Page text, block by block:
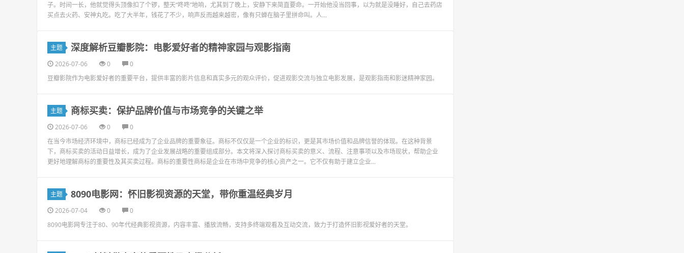
子。时间一长，他就觉得头顶像扣了个锣，整天“咚咚”地响，尤其到了晚上，安静下来简直要命。一开始他没当回事，以为就是没睡好，自己去药店
买点去火药、安神丸吃。吃了大半年，钱花了不少，响声反而越来越密，像有只蝉在脑子里拼命叫。人...
主题 深度解析豆瓣影院：电影爱好者的精神家园与观影指南
2026-07-06 0
0
豆瓣影院作为电影爱好者的重要平台，提供丰富的影片信息和真实多元的观众评价，促进观影交流与独立电影发展，是观影指南和影迷精神家园。
主题 商标买卖：保护品牌价值与市场竞争的关键之举
2026-07-06 0
0
在当今市场经济环境中，商标已经成为了企业品牌的重要象征。商标不仅仅是一个企业的标识，更是其市场价值和品牌信誉的体现。在这种背景
下，商标买卖的活动日益增长，成为了企业发展战略的重要组成部分。本文将深入探讨商标买卖的意义、流程、注意事项以及市场现状，帮助企业
更好地理解商标的重要性及其买卖过程。商标的重要性商标是企业在市场中竞争的核心资产之一。它不仅有助于建立企业...
主题 8090电影网：怀旧影视资源的天堂，带你重温经典岁月
2026-07-04 0
0
8090电影网专注于80、90年代经典影视资源，内容丰富、播放流畅，支持多终端观看及互动交流，致力于打造怀旧影视爱好者的天堂。